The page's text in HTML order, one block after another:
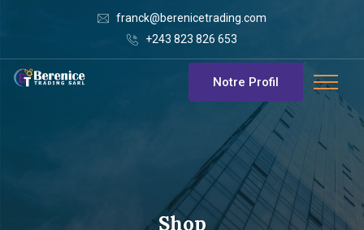
franck@berenicetrading.com
+243 823 826 653
Notre Profil
Shop